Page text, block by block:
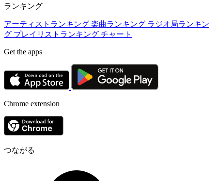
ランキング
アーティストランキング 楽曲ランキング ラジオ局ランキン
グ プレイリストランキング チャート
Get the apps
Chrome extension
つながる